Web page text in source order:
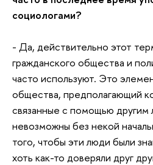
социологами?
- Да, действительно этот
гражданского общества и
часто используют. Это
общества, предполагающий
связанные с помощью
невозможны без некой
того, чтобы эти люди были
хоть как-то доверяли друг